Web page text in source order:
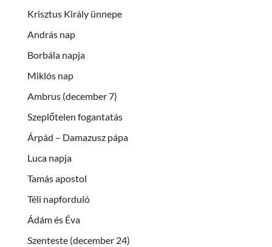
Krisztus Király ünnepe
András nap
Borbála napja
Miklós nap
Ambrus (december 7)
Szeplőtelen fogantatás
Árpád – Damazusz pápa
Luca napja
Tamás apostol
Téli napforduló
Ádám és Éva
Szenteste (december 24)